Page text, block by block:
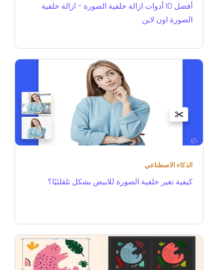
أفضل 10 أدوات ازالة خلفية الصورة - ازالة خلفية
الصورة اون لاين
الذكاء الاصطناعي
كيفية تغير خلفية الصورة للابيض بشكل تلقلئيًا؟